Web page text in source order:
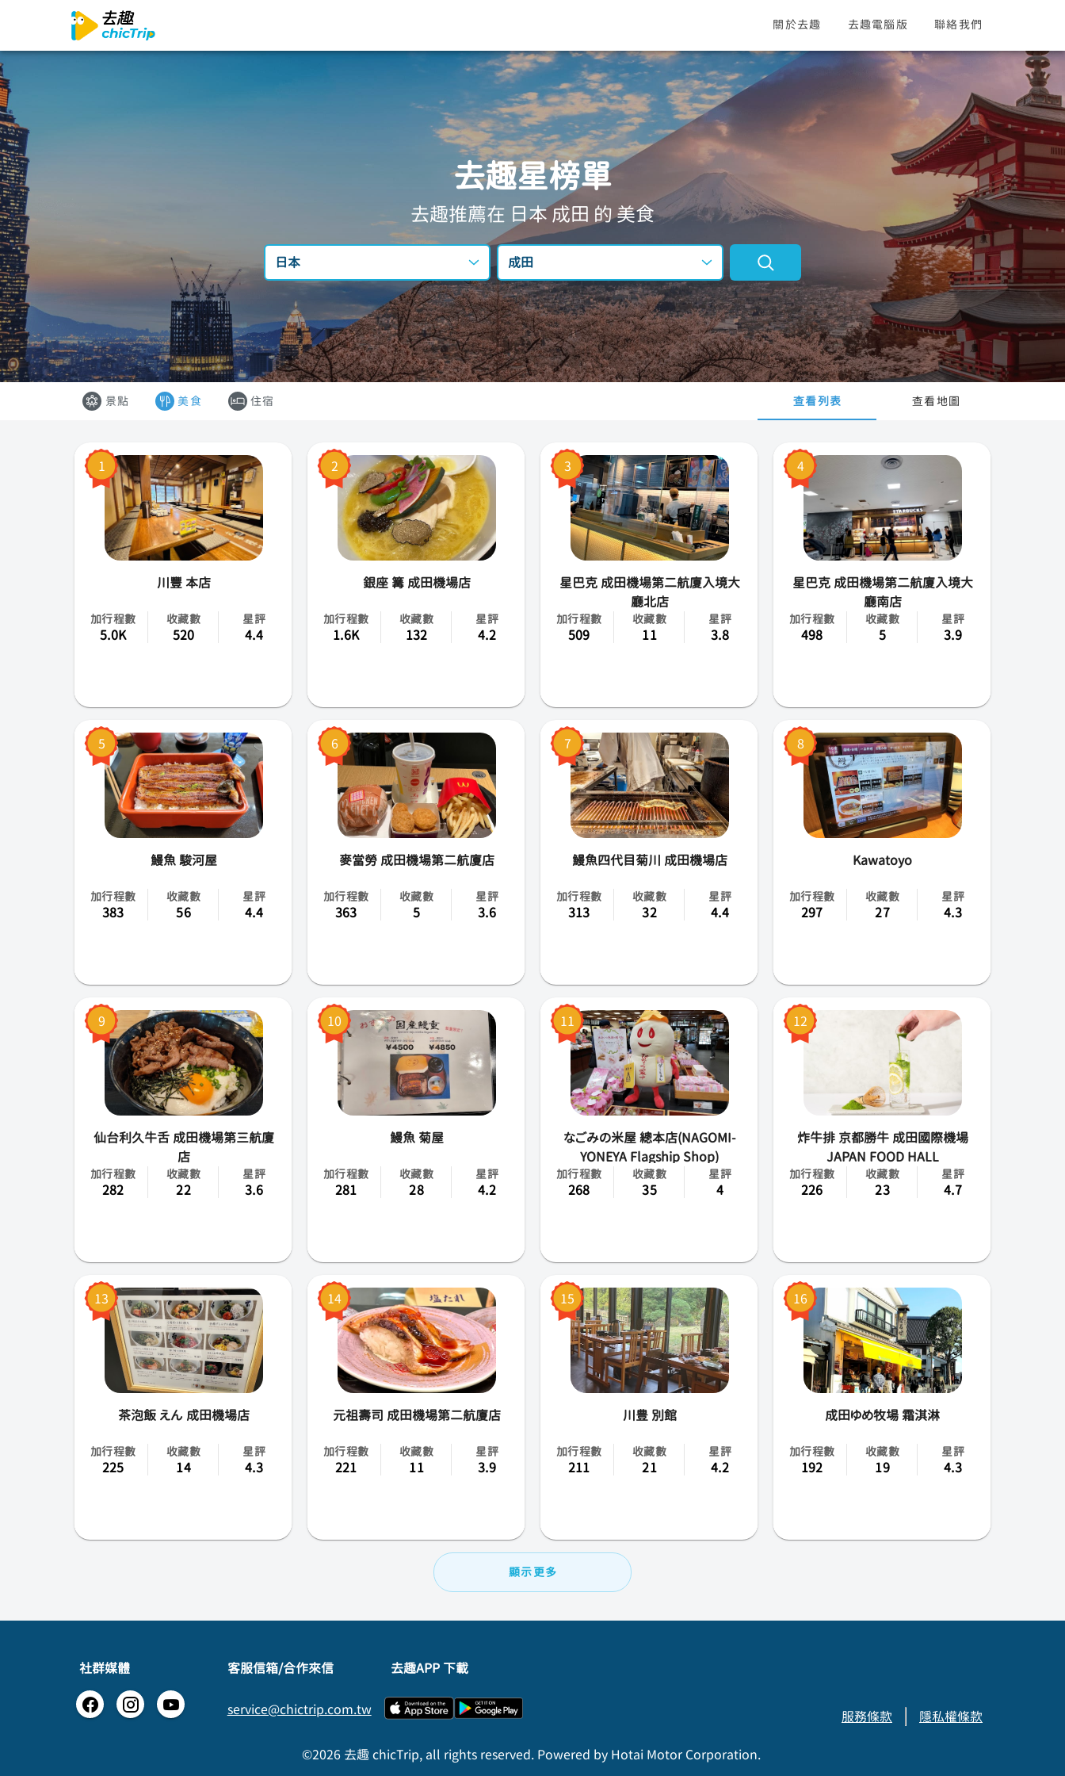
關於去趣 去趣電腦版 聯絡我們
去趣星榜單
去趣推薦在 日本成田 的 美食
日本
台灣
日本
韓國
成田
不限區域
東京
大阪
福岡
愛知
小松
山梨
景點 美食 住宿 查看列表 查看地圖
1
川豐 本店
加行程數
5.0K
收藏數
520
星評
4.4
2
銀座 篝 成田機場店
加行程數
1.6K
收藏數
132
星評
4.2
3
星巴克 成田機場第二航廈入境大
廳北店
加行程數
509
收藏數
11
星評
3.8
4
星巴克 成田機場第二航廈入境大
廳南店
加行程數
498
收藏數
5
星評
3.9
5
鰻魚 駿河屋
加行程數
383
收藏數
56
星評
4.4
6
麥當勞 成田機場第二航廈店
加行程數
363
收藏數
5
星評
3.6
7
鰻魚四代目菊川 成田機場店
加行程數
313
收藏數
32
星評
4.4
8
Kawatoyo
加行程數
297
收藏數
27
星評
4.3
9
仙台利久牛舌 成田機場第三航廈
店
加行程數
282
收藏數
22
星評
3.6
10
鰻魚 菊屋
加行程數
281
收藏數
28
星評
4.2
11
なごみの米屋 總本店(NAGOMI-
YONEYA Flagship Shop)
加行程數
268
收藏數
35
星評
4
12
炸牛排 京都勝牛 成田國際機場
JAPAN FOOD HALL
加行程數
226
收藏數
23
星評
4.7
13
茶泡飯 えん 成田機場店
加行程數
225
收藏數
14
星評
4.3
14
元祖壽司 成田機場第二航廈店
加行程數
221
收藏數
11
星評
3.9
15
川豊 別館
加行程數
211
收藏數
21
星評
4.2
16
成田ゆめ牧場 霜淇淋
加行程數
192
收藏數
19
星評
4.3
顯示更多
社群媒體 ​客服信箱/合作來信
service@chictrip.com.tw
去趣APP 下載
服務條款 隱私權條款
©2026 去趣 chicTrip, all rights reserved. Powered by Hotai Motor Corporation.